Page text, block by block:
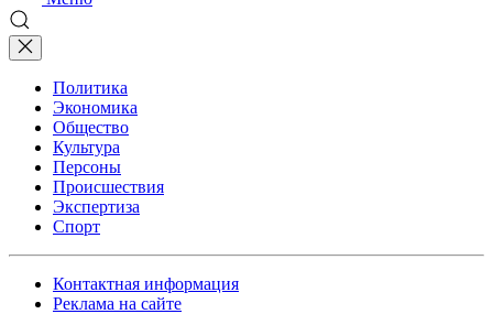
Политика
Экономика
Общество
Культура
Персоны
Происшествия
Экспертиза
Спорт
Контактная информация
Реклама на сайте